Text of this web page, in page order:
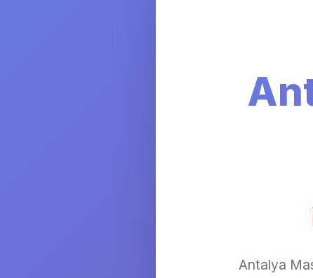
Antalya